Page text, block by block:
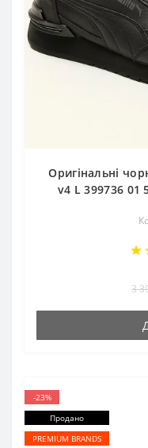
Оригінальні
v4 L 399736 01
3
-23%
Продано
PREMIUM BRANDS